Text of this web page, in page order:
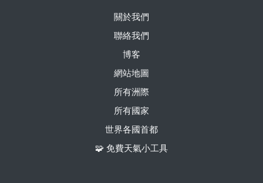
關於我們
聯絡我們
博客
網站地圖
所有洲際
所有國家
世界各國首都
🧩 免費天氣小工具